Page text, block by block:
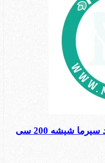
آب گازدار با طعم لیموناد سیرما شیشه 200 سی